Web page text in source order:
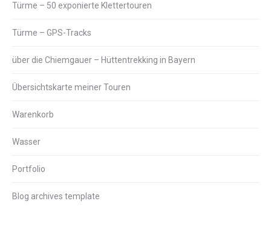
Türme – 50 exponierte Klettertouren
Türme – GPS-Tracks
über die Chiemgauer – Hüttentrekking in Bayern
Übersichtskarte meiner Touren
Warenkorb
Wasser
Portfolio
Blog archives template